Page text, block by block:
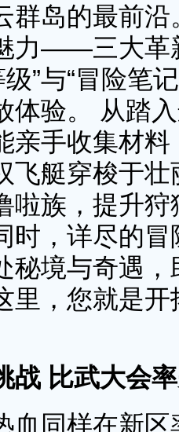
群岛的最前
力——三大革
级”与“冒险笔
体验。 从踏
亲手收集材
飞艇穿梭于
啦族，提升
时，详尽的
秘境与奇遇
里，您就是
战 比武大会
同样在新区